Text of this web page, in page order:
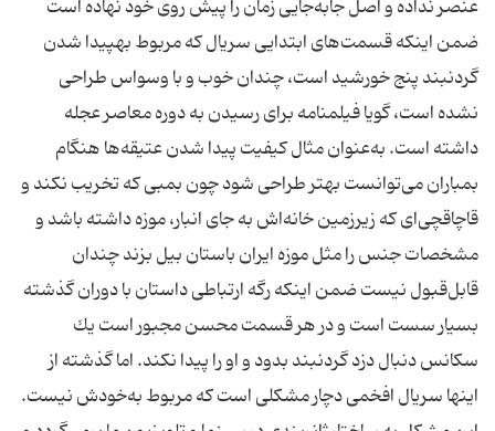
عنصر نداده و اصل جابه‌جایی زمان را پیش روی خود نهاده است
ضمن اینكه قسمت‌های ابتدایی سریال كه مربوط بهپیدا شدن
گردنبند پنج خورشید است، چندان خوب و با وسواس طراحی
نشده است، گویا فیلمنامه برای رسیدن به دوره معاصر عجله
داشته است. به‌عنوان مثال كیفیت پیدا شدن عتیقه‌ها هنگام
بمباران می‌توانست بهتر طراحی شود چون بمبی كه تخریب نكند و
قاچاقچی‌ای كه زیرزمین خانه‌اش به جای انبار، موزه داشته باشد و
مشخصات جنس را مثل موزه ایران باستان‌ بیل بزند چندان
قابل‌قبول نیست ضمن اینكه رگه ارتباطی داستان با دوران گذشته
بسیار سست است و در هر قسمت محسن مجبور است یك
سكانس دنبال دزد گردنبند بدود و او را پیدا نكند. اما گذشته از
اینها سریال افخمی دچار مشكلی است كه مربوط به‌خودش نیست.